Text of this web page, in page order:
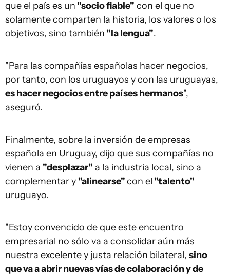
que el país es un "socio fiable" con el que no
solamente comparten la historia, los valores o los
objetivos, sino también "la lengua".
"Para las compañías españolas hacer negocios,
por tanto, con los uruguayos y con las uruguayas,
es hacer negocios entre países hermanos",
aseguró.
Finalmente, sobre la inversión de empresas
española en Uruguay, dijo que sus compañías no
vienen a "desplazar" a la industria local, sino a
complementar y "alinearse"con el "talento"
uruguayo.
"Estoy convencido de que este encuentro
empresarial no sólo va a consolidar aún más
nuestra excelente y justa relación bilateral, sino
que va a abrir nuevas vías de colaboración y de